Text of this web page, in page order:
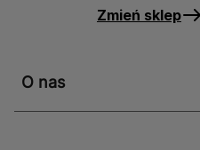
Zmień sklep
O nas